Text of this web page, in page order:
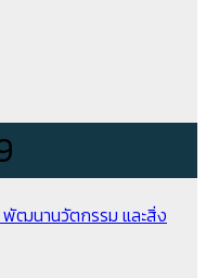
พัฒนานวัตกรรม และสิ่ง